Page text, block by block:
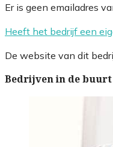
Er is geen emailadres
Heeft het bedrijf een
De website van dit
Bedrijven in de buurt